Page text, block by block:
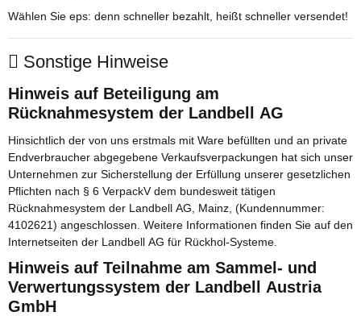
Wählen Sie eps: denn schneller bezahlt, heißt schneller versendet!
Sonstige Hinweise
Hinweis auf Beteiligung am
Rücknahmesystem der Landbell AG
Hinsichtlich der von uns erstmals mit Ware befüllten und an private
Endverbraucher abgegebene Verkaufsverpackungen hat sich unser
Unternehmen zur Sicherstellung der Erfüllung unserer gesetzlichen
Pflichten nach § 6 VerpackV dem bundesweit tätigen
Rücknahmesystem der Landbell AG, Mainz, (Kundennummer:
4102621) angeschlossen. Weitere Informationen finden Sie auf den
Internetseiten der Landbell AG für Rückhol-Systeme.
Hinweis auf Teilnahme am Sammel- und
Verwertungssystem der Landbell Austria
GmbH